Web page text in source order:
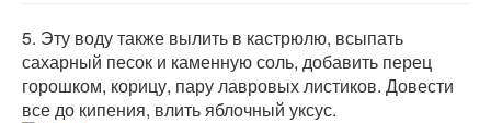
5. Эту воду также вылить в кастрюлю, всыпать
сахарный песок и каменную соль, добавить перец
горошком, корицу, пару лавровых листиков. Довести
все до кипения, влить яблочный уксус.